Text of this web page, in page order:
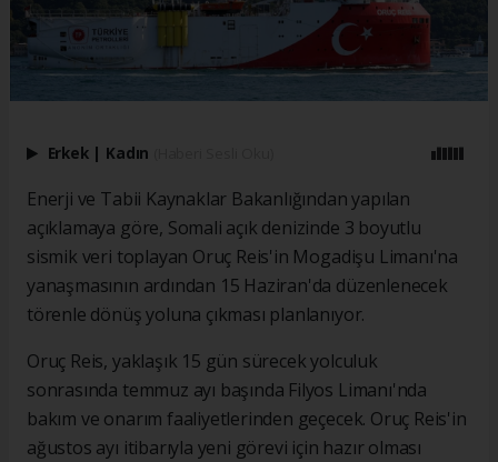
Erkek | Kadın
Enerji ve Tabii Kaynaklar Bakanlığından yapılan
açıklamaya göre, Somali açık denizinde 3 boyutlu
sismik veri toplayan Oruç Reis'in Mogadişu Limanı'na
yanaşmasının ardından 15 Haziran'da düzenlenecek
törenle dönüş yoluna çıkması planlanıyor.
Oruç Reis, yaklaşık 15 gün sürecek yolculuk
sonrasında temmuz ayı başında Filyos Limanı'nda
bakım ve onarım faaliyetlerinden geçecek. Oruç Reis'in
ağustos ayı itibarıyla yeni görevi için hazır olması